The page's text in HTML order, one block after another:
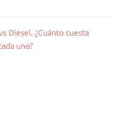
Diesel. ¿Cuánto cuesta
uno?